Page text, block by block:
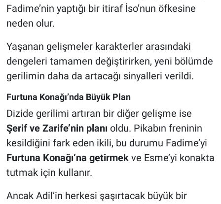
Fadime’nin yaptığı bir itiraf İso’nun öfkesine
neden olur.
Yaşanan gelişmeler karakterler arasındaki
dengeleri tamamen değiştirirken, yeni bölümde
gerilimin daha da artacağı sinyalleri verildi.
Furtuna Konağı’nda Büyük Plan
Dizide gerilimi artıran bir diğer gelişme ise
Şerif ve Zarife’nin planıoldu. Pikabın freninin
kesildiğini fark eden ikili, bu durumu Fadime’yi
Furtuna Konağı’na getirmekve Esme’yi konakta
tutmak için kullanır.
Ancak Adil’in herkesi şaşırtacak büyük bir